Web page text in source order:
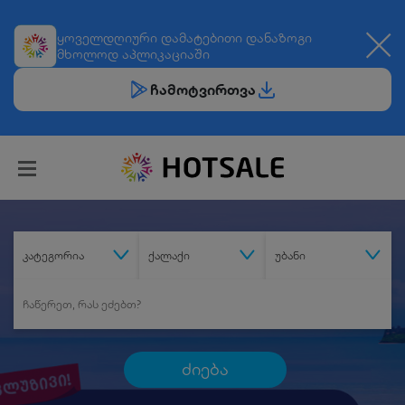
ყოველდღიური დამატებითი დანაზოგი
მხოლოდ აპლიკაციაში
ჩამოტვირთვა
კატეგორია ქალაქი უბანი
ძიება